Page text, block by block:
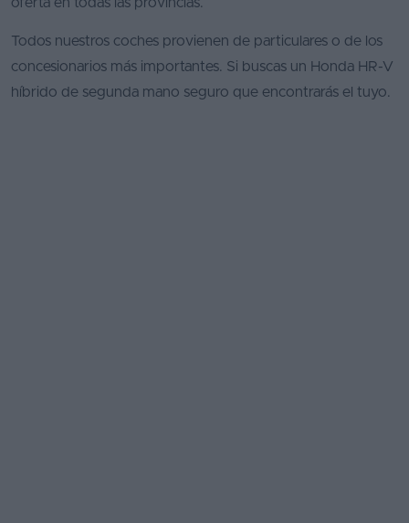
Todos nuestros coches provienen de particulares o de los
concesionarios más importantes. Si buscas un Honda HR-V
híbrido de segunda mano seguro que encontrarás el tuyo.